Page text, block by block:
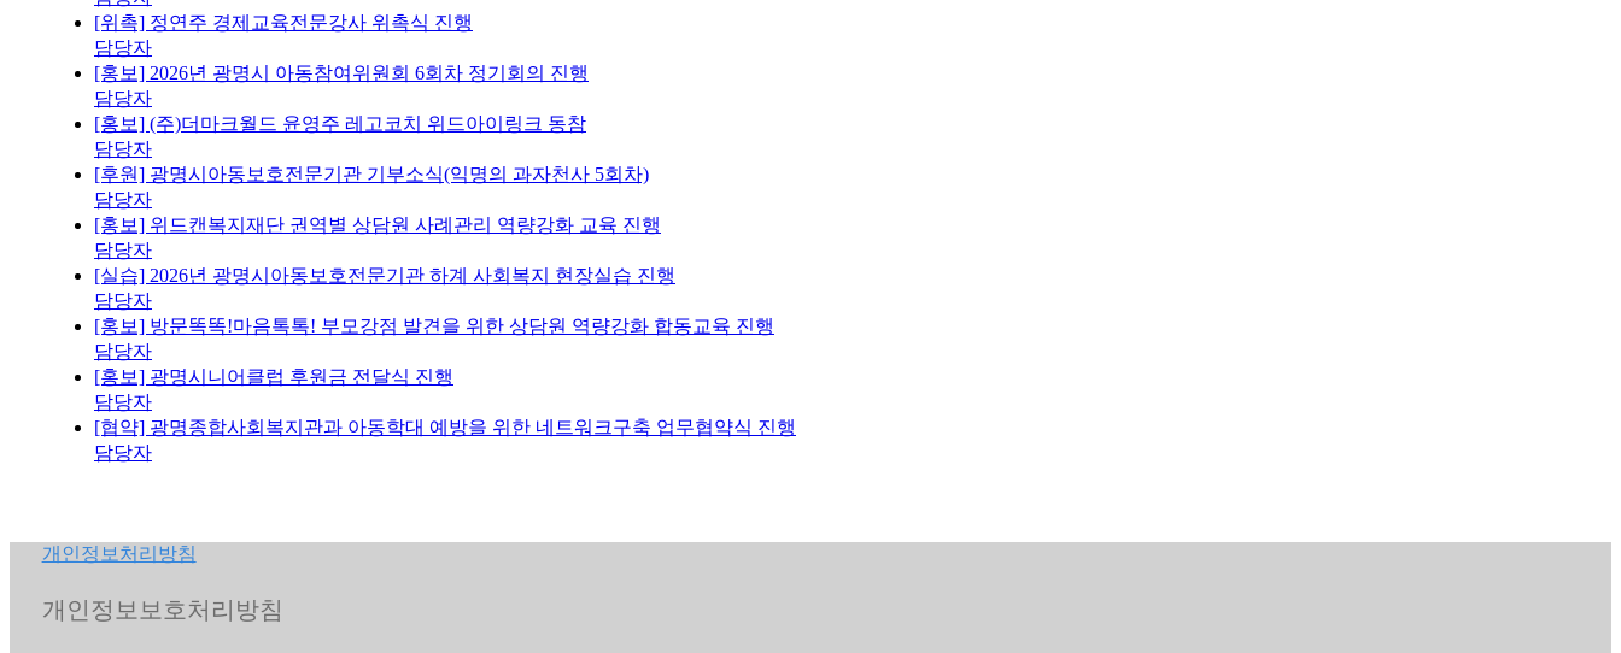
[위촉] 정연주 경제교육전문강사 위촉식 진행
담당자
[홍보] 2026년 광명시 아동참여위원회 6회차 정기회의 진행
담당자
[홍보] (주)더마크월드 윤영주 레고코치 위드아이링크 동참
담당자
[후원] 광명시아동보호전문기관 기부소식(익명의 과자천사 5회차)
담당자
[홍보] 위드캔복지재단 권역별 상담원 사례관리 역량강화 교육 진행
담당자
[실습] 2026년 광명시아동보호전문기관 하계 사회복지 현장실습 진행
담당자
[홍보] 방문똑똑!마음톡톡! 부모강점 발견을 위한 상담원 역량강화 합동교육 진행
담당자
[홍보] 광명시니어클럽 후원금 전달식 진행
담당자
[협약] 광명종합사회복지관과 아동학대 예방을 위한 네트워크구축 업무협약식 진행
담당자
개인정보처리방침
개인정보보호처리방침